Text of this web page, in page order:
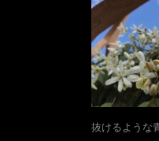
抜けるような